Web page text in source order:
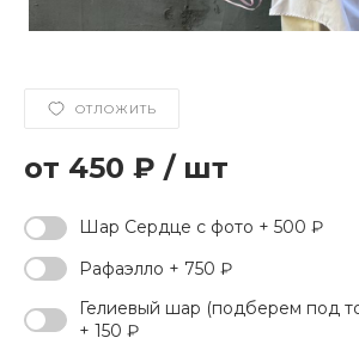
ОТЛОЖИТЬ
450 ₽ / шт
Шар Сердце с фото + 500 ₽
Рафаэлло + 750 ₽
Гелиевый шар (подберем под
+ 150 ₽